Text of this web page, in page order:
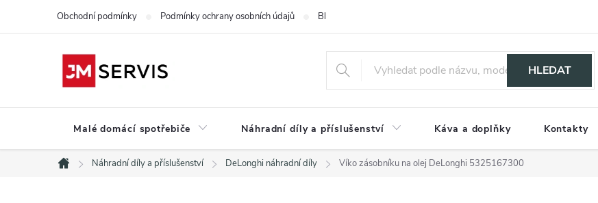
Obchodní podmínky Podmínky ochrany osobních údajů Blog
HLEDAT
Malé domácí spotřebiče Náhradní díly a příslušenství Káva a doplňky Kontakty
Domů
Náhradní díly a příslušenství DeLonghi náhradní díly Víko zásobníku na olej DeLonghi 5325167300